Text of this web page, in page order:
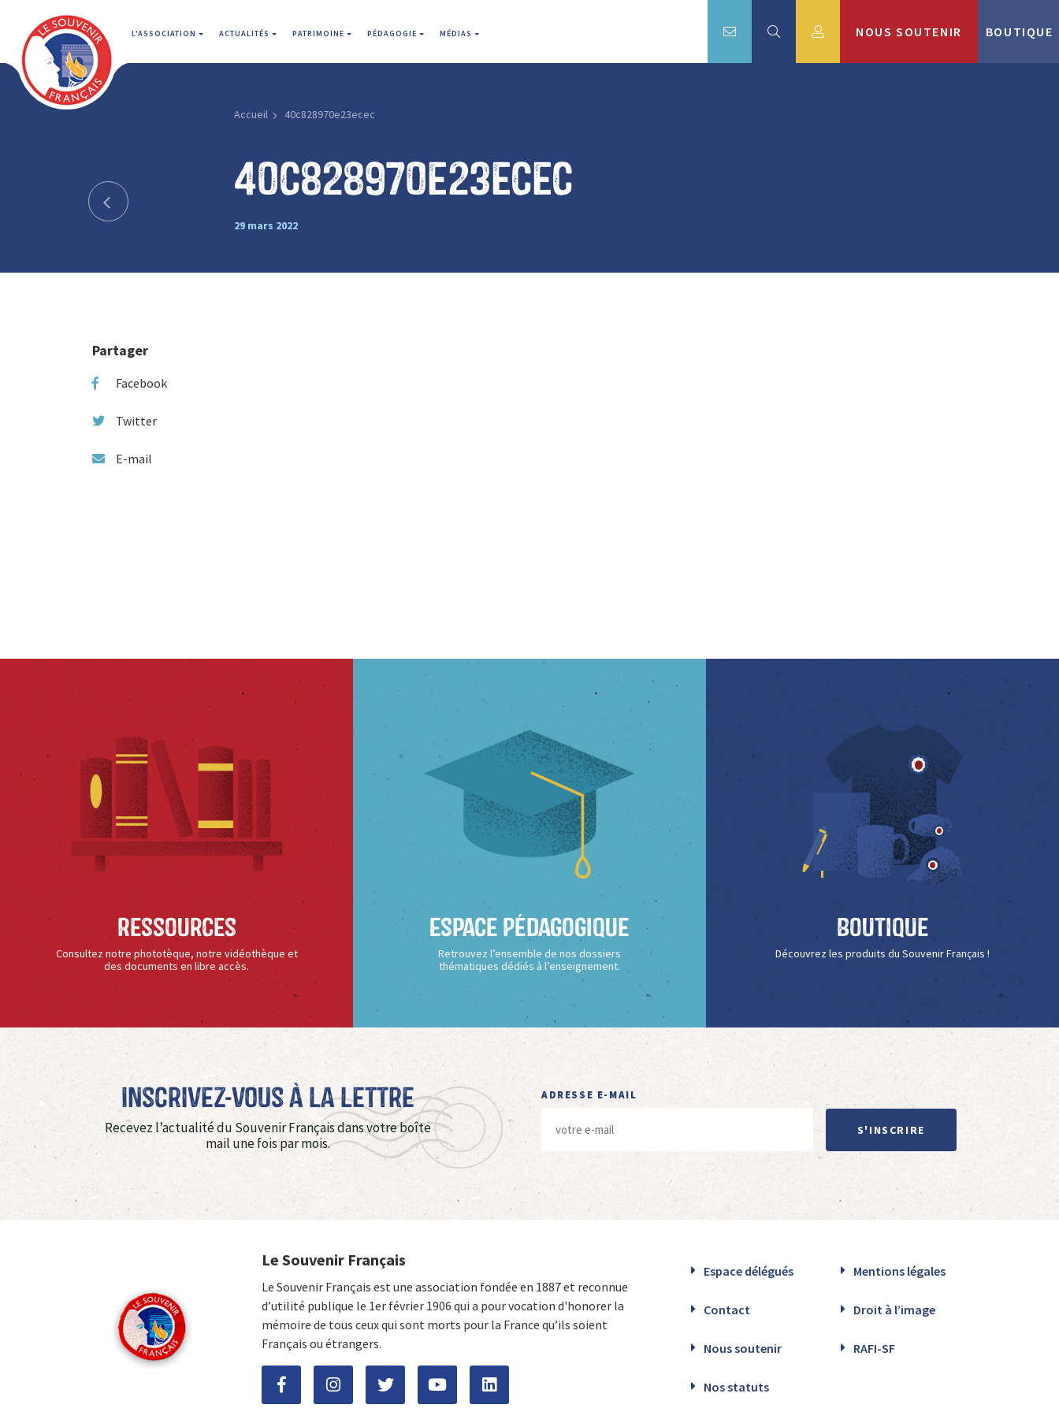
L'ASSOCIATION ACTUALITÉS PATRIMOINE PÉDAGOGIE MÉDIAS NOUS SOUTENIR BOUTIQUE
Accueil 40c828970e23ecec
40c828970e23ecec
29 mars 2022
Partager
Facebook
Twitter
E-mail
Ressources
Consultez notre phototèque, notre vidéothèque et
des documents en libre accès.
Espace Pédagogique
Retrouvez l’ensemble de nos dossiers
thématiques dédiés à l’enseignement.
Boutique
Découvrez les produits du Souvenir Français !
Inscrivez-vous à La Lettre
Recevez l’actualité du Souvenir Français dans votre boîte
mail une fois par mois.
ADRESSE E-MAIL
S'INSCRIRE
Le Souvenir Français
Le Souvenir Français est une association fondée en 1887 et reconnue
d’utilité publique le 1er février 1906 qui a pour vocation d'honorer la
mémoire de tous ceux qui sont morts pour la France qu’ils soient
Français ou étrangers.
Espace délégués Mentions légales
Contact Droit à l’image
Nous soutenir RAFI-SF
Nos statuts